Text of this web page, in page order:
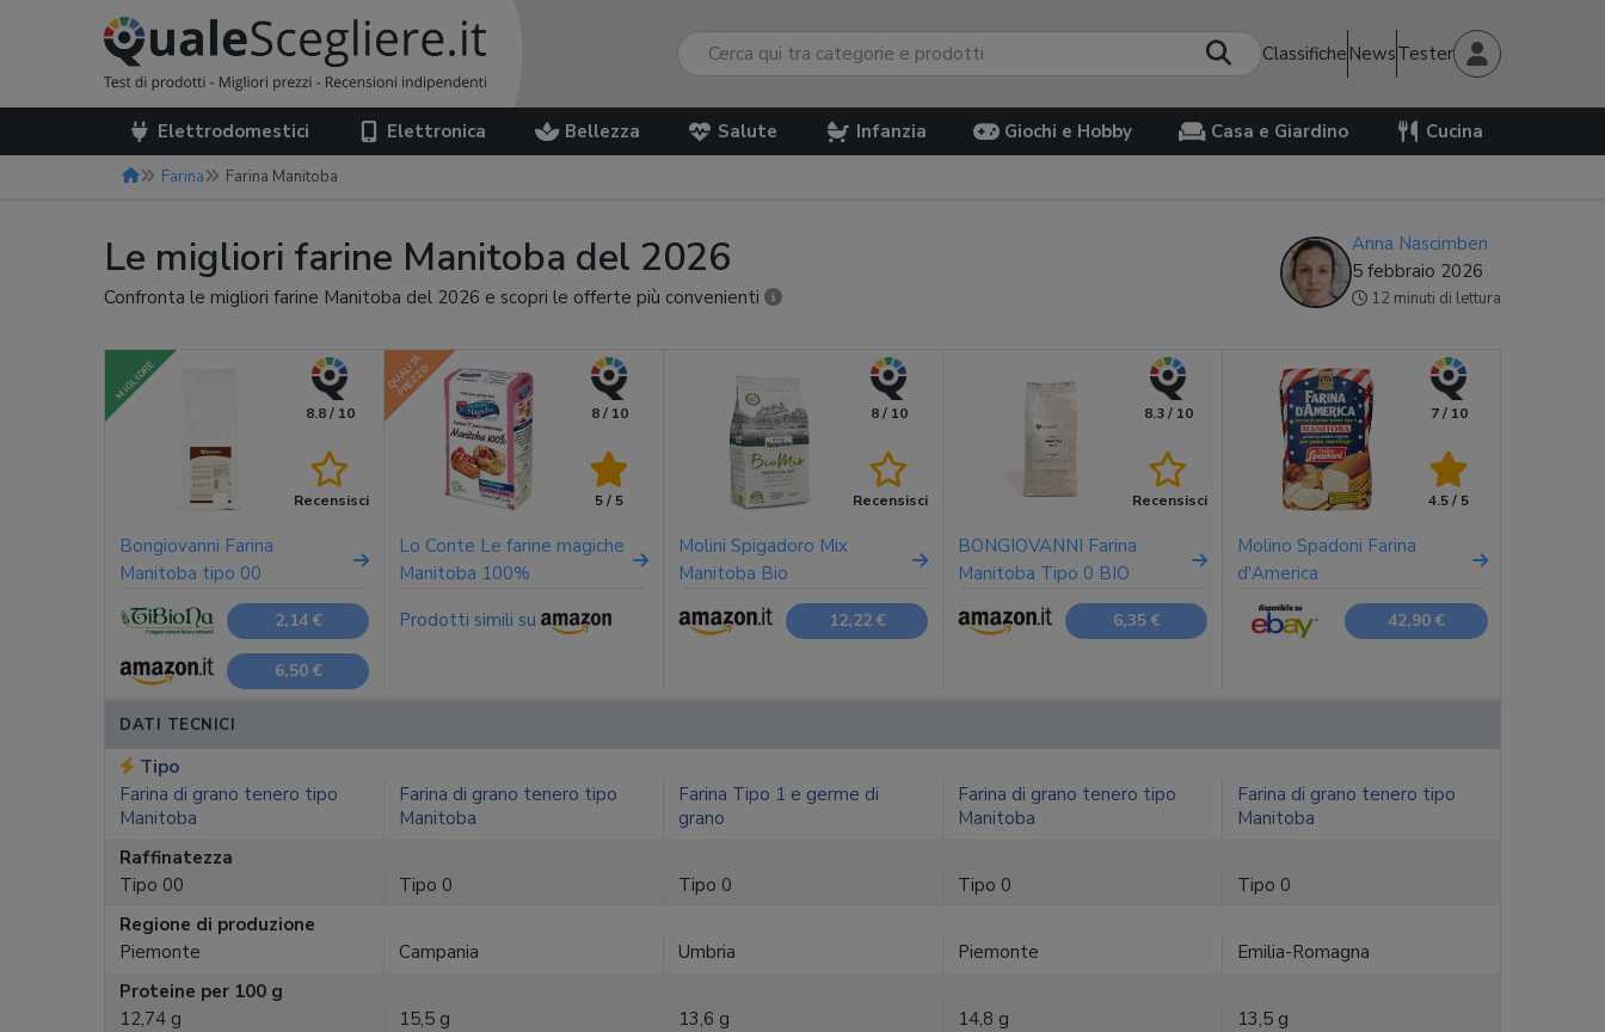
Classifiche NewsTester
Elettrodomestici Elettronica Bellezza Salute Infanzia Giochi e Hobby Casa e Giardino Cucina
Farina Farina Manitoba
Le migliori farine Manitoba del 2026
Confronta le migliori farine Manitoba del 2026 e scopri le offerte più convenienti
Anna Nascimben
5 febbraio 2026
12 minuti di lettura
MIGLIORE
8.8 / 10
Recensisci
QUALITÀ
PREZZO
8 / 10
5 / 5
8 / 10
Recensisci
8.3 / 10
Recensisci
7 / 10
4.5 / 5
Bongiovanni Farina
Manitoba tipo 00
Lo Conte Le farine magiche
Manitoba 100%
Molini Spigadoro Mix
Manitoba Bio
BONGIOVANNI Farina
Manitoba Tipo 0 BIO
Molino Spadoni Farina
d'America
2,14 € Prodotti simili su 12,22 € 6,35 € 42,90 €
6,50 €
DATI TECNICI
Tipo
Farina di grano tenero tipo
Manitoba
Farina di grano tenero tipo
Manitoba
Farina Tipo 1 e germe di
grano
Farina di grano tenero tipo
Manitoba
Farina di grano tenero tipo
Manitoba
Raffinatezza
Tipo 00
Tipo 0 Tipo 0 Tipo 0
Tipo 0
Regione di produzione
Piemonte
Campania Umbria Piemonte
Emilia-Romagna
Proteine per 100 g
12,74 g
15,5 g 13,6 g 14,8 g
13,5 g